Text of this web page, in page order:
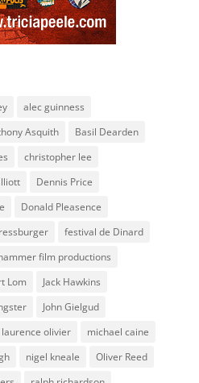
alec guinness
Asquith
Basil Dearden
christopher lee
Dennis Price
Donald Pleasence
festival de Dinard
film productions
Lom
Jack Hawkins
John Gielgud
laurence olivier
michael caine
nigel kneale
Oliver Reed